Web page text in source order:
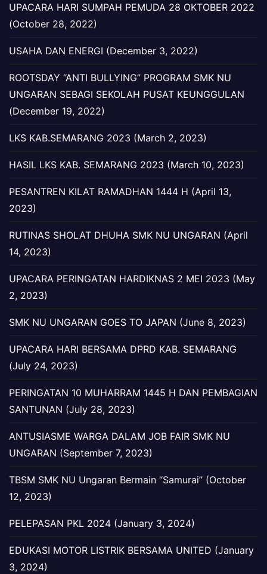
UPACARA HARI SUMPAH PEMUDA 28 OKTOBER 2022
(October 28, 2022)
USAHA DAN ENERGI (December 3, 2022)
ROOTSDAY “ANTI BULLYING” PROGRAM SMK NU
UNGARAN SEBAGI SEKOLAH PUSAT KEUNGGULAN
(December 19, 2022)
LKS KAB.SEMARANG 2023 (March 2, 2023)
HASIL LKS KAB. SEMARANG 2023 (March 10, 2023)
PESANTREN KILAT RAMADHAN 1444 H (April 13,
2023)
RUTINAS SHOLAT DHUHA SMK NU UNGARAN (April
14, 2023)
UPACARA PERINGATAN HARDIKNAS 2 MEI 2023 (May
2, 2023)
SMK NU UNGARAN GOES TO JAPAN (June 8, 2023)
UPACARA HARI BERSAMA DPRD KAB. SEMARANG
(July 24, 2023)
PERINGATAN 10 MUHARRAM 1445 H DAN PEMBAGIAN
SANTUNAN (July 28, 2023)
ANTUSIASME WARGA DALAM JOB FAIR SMK NU
UNGARAN (September 7, 2023)
TBSM SMK NU Ungaran Bermain “Samurai” (October
12, 2023)
PELEPASAN PKL 2024 (January 3, 2024)
EDUKASI MOTOR LISTRIK BERSAMA UNITED (January
3, 2024)